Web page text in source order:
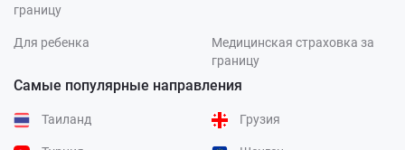
границу
Для ребенка
Медицинская страховка за
границу
Самые популярные направления
Таиланд Грузия